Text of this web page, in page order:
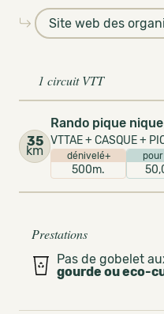
Site web des
1 circuit VTT
35
km
Rando pique
VTTAE + CASQUE +
dénivelé+
500m.
Prestations
Pas de gobelet
gourde ou eco-